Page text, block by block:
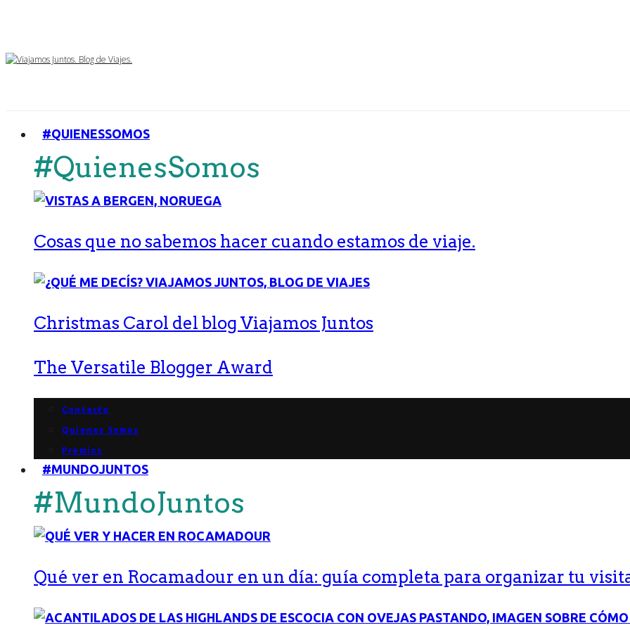
#QUIENESSOMOS
#QuienesSomos
Cosas que no sabemos hacer cuando estamos de viaje.
Christmas Carol del blog Viajamos Juntos
The Versatile Blogger Award
Contacto
Quienes Somos
Premios
#MUNDOJUNTOS
#MundoJuntos
Qué ver en Rocamadour en un día: guía completa para organizar tu